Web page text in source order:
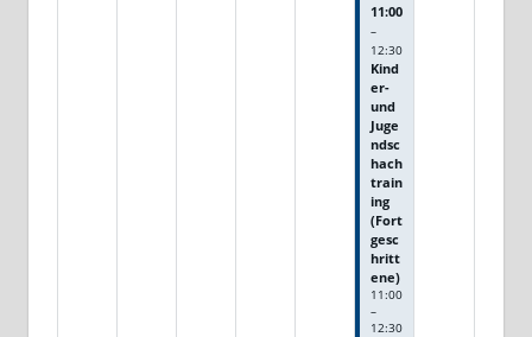
11:00
–
12:30
Kind
er-
und
Juge
ndsc
hach
train
ing
(Fort
gesc
hritt
ene)
11:00
–
12:30